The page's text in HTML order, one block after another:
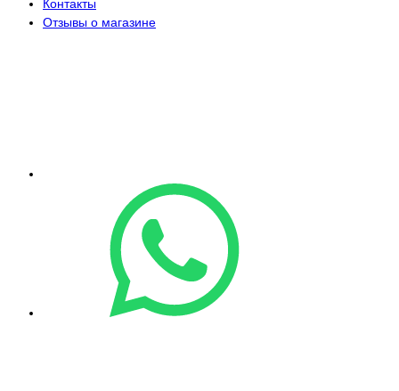
Контакты
Отзывы о магазине